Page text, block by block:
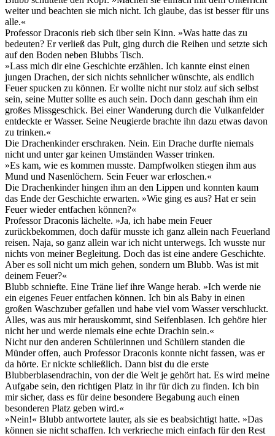
weiter und beachten sie mich nicht. Ich glaube, das ist besser für uns
alle.«
Professor Draconis rieb sich über sein Kinn. »Was hatte das zu
bedeuten? Er verließ das Pult, ging durch die Reihen und setzte sich
auf den Boden neben Blubbs Tisch.
»Lass mich dir eine Geschichte erzählen. Ich kannte einst einen
jungen Drachen, der sich nichts sehnlicher wünschte, als endlich
Feuer spucken zu können. Er wollte nicht nur stolz auf sich selbst
sein, seine Mutter sollte es auch sein. Doch dann geschah ihm ein
großes Missgeschick. Bei einer Wanderung durch die Vulkanfelder
entdeckte er Wasser. Seine Neugierde brachte ihn dazu etwas davon
zu trinken.«
Die Drachenkinder erschraken. Nein. Ein Drache durfte niemals
nicht und unter gar keinen Umständen Wasser trinken.
»Es kam, wie es kommen musste. Dampfwolken stiegen ihm aus
Mund und Nasenlöchern. Sein Feuer war erloschen.«
Die Drachenkinder hingen ihm an den Lippen und konnten kaum
das Ende der Geschichte erwarten. »Wie ging es aus? Hat er sein
Feuer wieder entfachen können?«
Professor Draconis lächelte. »Ja, ich habe mein Feuer
zurückbekommen, doch dafür musste ich ganz allein nach Feuerland
reisen. Naja, so ganz allein war ich nicht unterwegs. Ich wusste nur
nichts von meiner Begleitung. Doch das ist eine andere Geschichte.
Aber es soll nicht um mich gehen, sondern um Blubb. Was ist mit
deinem Feuer?«
Blubb schniefte. Eine Träne lief ihre Wange herab. »Ich werde nie
ein eigenes Feuer entfachen können. Ich bin als Baby in einen
großen Waschzuber gefallen und habe viel vom Wasser verschluckt.
Alles, was aus mir herauskommt, sind Seifenblasen. Ich gehöre hier
nicht her und werde niemals eine echte Drachin sein.«
Nicht nur den anderen Schülerinnen und Schülern standen die
Münder offen, auch Professor Draconis konnte nicht fassen, was er
da hörte. Er nickte schließlich. Dann bist du die erste
Blubberblasendrachin, von der die Welt je gehört hat. Es wird meine
Aufgabe sein, den richtigen Platz in ihr für dich zu finden. Ich bin
mir sicher, dass es für deine besondere Begabung auch einen
besonderen Platz geben wird.«
»Nein!« Blubb antwortete lauter, als sie es beabsichtigt hatte. »Das
können sie nicht schaffen. Ich verkrieche mich einfach für den Rest